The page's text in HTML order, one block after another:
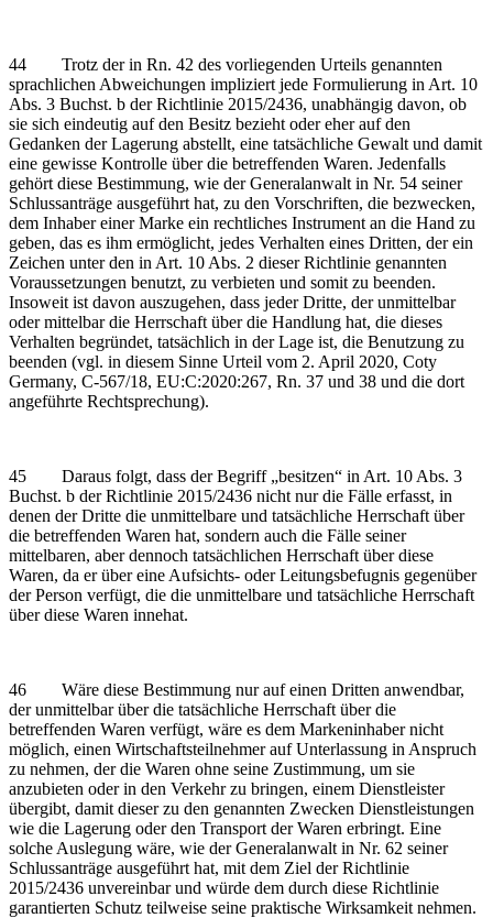
44 Trotz der in Rn. 42 des vorliegenden Urteils genannten
sprachlichen Abweichungen impliziert jede Formulierung in Art. 10
Abs. 3 Buchst. b der Richtlinie 2015/2436, unabhängig davon, ob
sie sich eindeutig auf den Besitz bezieht oder eher auf den
Gedanken der Lagerung abstellt, eine tatsächliche Gewalt und damit
eine gewisse Kontrolle über die betreffenden Waren. Jedenfalls
gehört diese Bestimmung, wie der Generalanwalt in Nr. 54 seiner
Schlussanträge ausgeführt hat, zu den Vorschriften, die bezwecken,
dem Inhaber einer Marke ein rechtliches Instrument an die Hand zu
geben, das es ihm ermöglicht, jedes Verhalten eines Dritten, der ein
Zeichen unter den in Art. 10 Abs. 2 dieser Richtlinie genannten
Voraussetzungen benutzt, zu verbieten und somit zu beenden.
Insoweit ist davon auszugehen, dass jeder Dritte, der unmittelbar
oder mittelbar die Herrschaft über die Handlung hat, die dieses
Verhalten begründet, tatsächlich in der Lage ist, die Benutzung zu
beenden (vgl. in diesem Sinne Urteil vom 2. April 2020, Coty
Germany, C‑567/18, EU:C:2020:267, Rn. 37 und 38 und die dort
angeführte Rechtsprechung).
45 Daraus folgt, dass der Begriff „besitzen“ in Art. 10 Abs. 3
Buchst. b der Richtlinie 2015/2436 nicht nur die Fälle erfasst, in
denen der Dritte die unmittelbare und tatsächliche Herrschaft über
die betreffenden Waren hat, sondern auch die Fälle seiner
mittelbaren, aber dennoch tatsächlichen Herrschaft über diese
Waren, da er über eine Aufsichts- oder Leitungsbefugnis gegenüber
der Person verfügt, die die unmittelbare und tatsächliche Herrschaft
über diese Waren innehat.
46 Wäre diese Bestimmung nur auf einen Dritten anwendbar,
der unmittelbar über die tatsächliche Herrschaft über die
betreffenden Waren verfügt, wäre es dem Markeninhaber nicht
möglich, einen Wirtschaftsteilnehmer auf Unterlassung in Anspruch
zu nehmen, der die Waren ohne seine Zustimmung, um sie
anzubieten oder in den Verkehr zu bringen, einem Dienstleister
übergibt, damit dieser zu den genannten Zwecken Dienstleistungen
wie die Lagerung oder den Transport der Waren erbringt. Eine
solche Auslegung wäre, wie der Generalanwalt in Nr. 62 seiner
Schlussanträge ausgeführt hat, mit dem Ziel der Richtlinie
2015/2436 unvereinbar und würde dem durch diese Richtlinie
garantierten Schutz teilweise seine praktische Wirksamkeit nehmen.